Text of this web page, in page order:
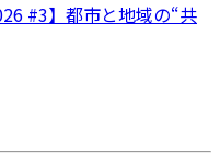
#3】都市と地域の“共